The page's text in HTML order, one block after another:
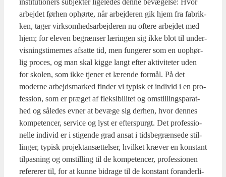
insti­tu­tio­ners sub­jek­ter lige­le­des den­ne bevæ­gel­se: Hvor
arbej­det før­hen ophør­te, når arbej­de­ren gik hjem fra fabrik­
ken, tager virk­som­heds­ar­bej­de­ren nu ofte­re arbej­det med
hjem; for ele­ven begræn­ser lærin­gen sig ikke blot til under­
vis­nings­ti­mer­nes afsat­te tid, men fun­ge­rer som en uop­hør­
lig pro­ces, og man skal kig­ge langt efter akti­vi­te­ter uden
for sko­len, som ikke tje­ner et læren­de for­mål. På det
moder­ne arbejds­mar­ked fin­der vi typisk et indi­vid i en pro­
fes­sion, som er præ­get af flek­si­bi­li­tet og omstil­lings­pa­rat­
hed og såle­des evner at bevæ­ge sig der­hen, hvor den­nes
kom­pe­ten­cer, ser­vi­ce og lyst er efter­s­purgt. Det pro­fes­sio­
nel­le indi­vid er i sti­gen­de grad ansat i tids­be­græn­se­de stil­
lin­ger, typisk pro­jek­tan­sæt­tel­ser, hvil­ket kræ­ver en kon­stant
til­pas­ning og omstil­ling til de kom­pe­ten­cer, pro­fes­sio­nen
refe­re­rer til, for at kun­ne bidra­ge til de kon­stant for­an­der­li­